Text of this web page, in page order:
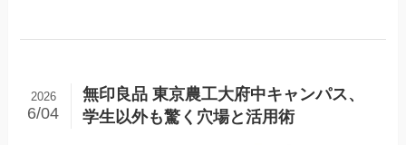
無印良品 東京農工大府中キャンパス、
学生以外も驚く穴場と活用術
2026
6/04